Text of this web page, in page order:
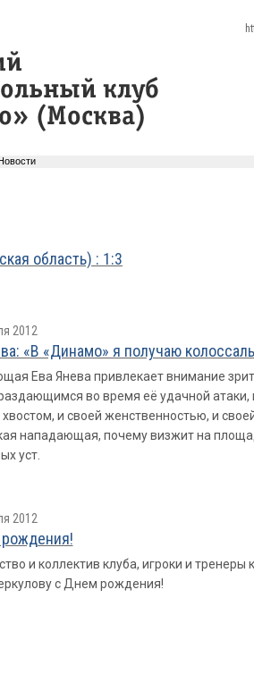
область) : 1:3
2012
«В «Динамо» я получаю
Ева Янева привлекает внимание
во время её удачной
и своей женственностью, и
нападающая, почему визжит на
уст.
2012
и коллектив клуба, игроки и
с Днем рождения!